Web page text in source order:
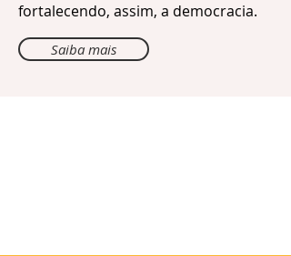
fortalecendo, assim, a democracia.
Saiba mais